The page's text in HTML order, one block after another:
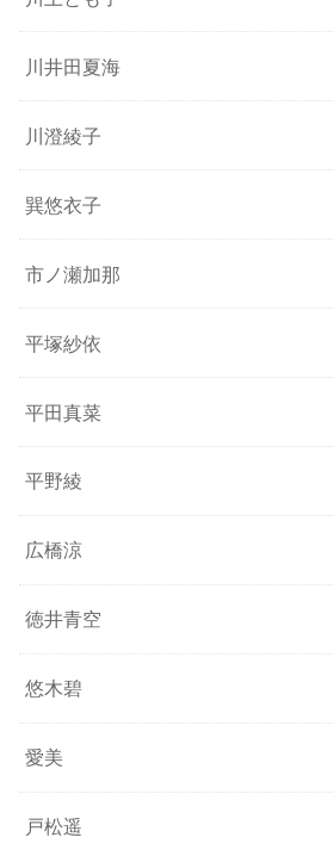
川井田夏海
川澄綾子
巽悠衣子
市ノ瀬加那
平塚紗依
平田真菜
平野綾
広橋涼
徳井青空
悠木碧
愛美
戸松遥